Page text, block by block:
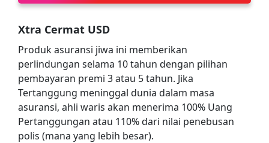
Xtra Cermat USD
Produk asuransi jiwa ini memberikan
perlindungan selama 10 tahun dengan pilihan
pembayaran premi 3 atau 5 tahun. Jika
Tertanggung meninggal dunia dalam masa
asuransi, ahli waris akan menerima 100% Uang
Pertanggungan atau 110% dari nilai penebusan
polis (mana yang lebih besar).